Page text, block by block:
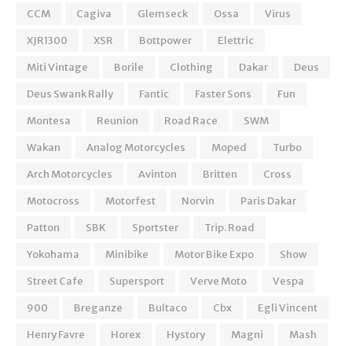
CCM
Cagiva Glemseck Ossa
Virus
XJR1300
XSR Bottpower
Elettric
Miti Vintage
Borile Clothing Dakar
Deus
Deus Swank Rally
Fantic Faster Sons
Fun
Montesa
Reunion Road Race
SWM
Wakan
Analog Motorcycles Moped
Turbo
Arch Motorcycles
Avinton Britten
Cross
Motocross
Motorfest Norvin
Paris Dakar
Patton
SBK Sportster
Trip. Road
Yokohama
Minibike Motor Bike Expo
Show
Street Cafe
Supersport Verve Moto
Vespa
900
Breganze Bultaco Cbx
Egli Vincent
Henry Favre
Horex Hystory Magni
Mash